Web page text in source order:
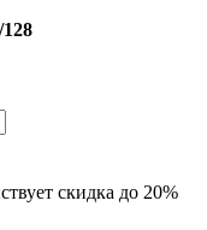
скидка до 20%